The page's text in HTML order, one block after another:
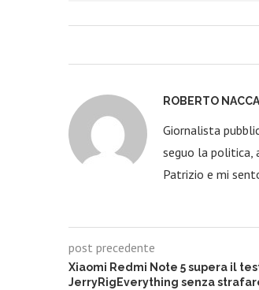
ROBERTO
Giornalista
seguo la politica,
Patrizio e mi
post precedente
Xiaomi Redmi Note 5 supera il
JerryRigEverything senza